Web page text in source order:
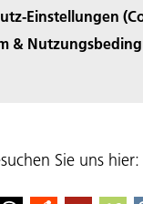
Einstellungen
&
Sie uns hier: